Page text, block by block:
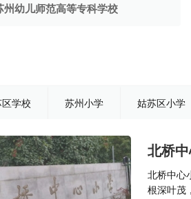
州幼儿师范高等专科学校
学校 苏州小学 姑苏区小学
北桥
北桥中心
根深叶茂